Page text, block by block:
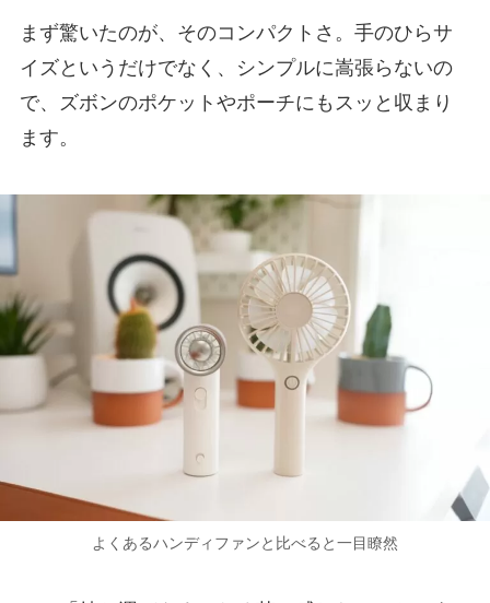
まず驚いたのが、そのコンパクトさ。手のひらサ
イズというだけでなく、シンプルに嵩張らないの
で、ズボンのポケットやポーチにもスッと収まり
ます。
よくあるハンディファンと比べると一目瞭然